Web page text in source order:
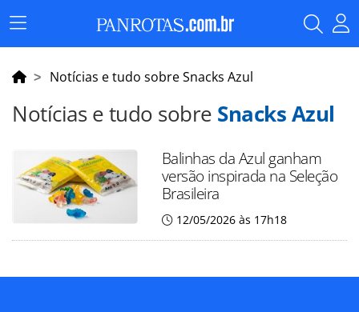
Menu
Principal
Notícias e tudo sobre Snacks Azul
Notícias e tudo sobre Snacks Azul
Balinhas da Azul ganham
versão inspirada na Seleção
Brasileira
12/05/2026 às 17h18